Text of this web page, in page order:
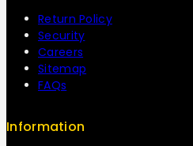
Return Policy
Security
Careers
Sitemap
FAQs
Information